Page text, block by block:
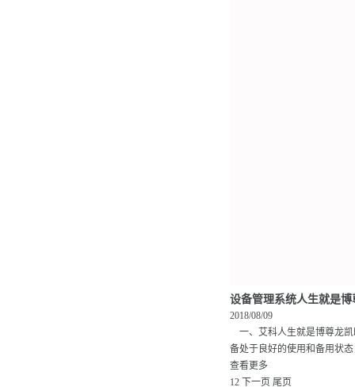
设备管理系统人生就是
2018/08/09
一、艾科人生就是博尊龙
备处于良好的使用和备用状
查看更多
12 下一页 尾页